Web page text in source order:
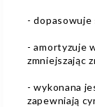
-
- amortyzuje
zmniejszając
- wykonana
zapewniają